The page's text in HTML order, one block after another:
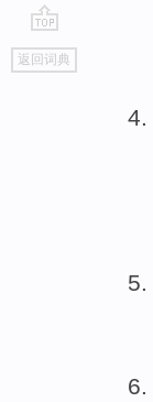
go
top
返回词典